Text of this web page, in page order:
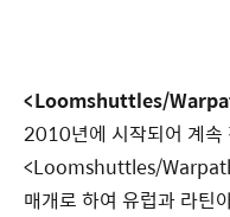
<Loomshuttles/
2010년에 시작되어 계속
<Loomshuttles/
매개로 하여 유럽과 라틴